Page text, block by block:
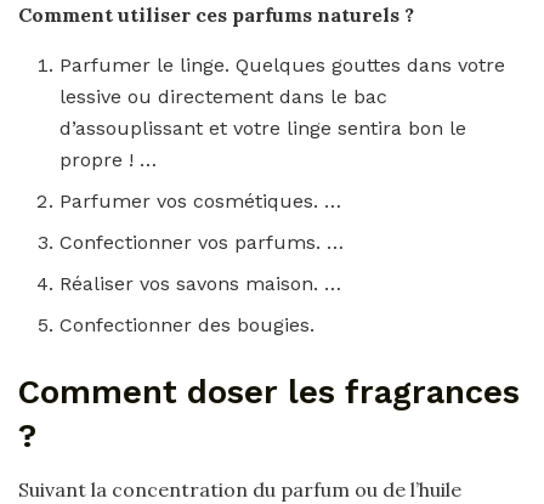
Comment utiliser ces parfums naturels ?
Parfumer le linge. Quelques gouttes dans votre
lessive ou directement dans le bac
d’assouplissant et votre linge sentira bon le
propre ! …
Parfumer vos cosmétiques. …
Confectionner vos parfums. …
Réaliser vos savons maison. …
Confectionner des bougies.
Comment doser les fragrances
?
Suivant la concentration du parfum ou de l’huile